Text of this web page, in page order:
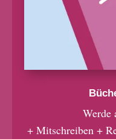
Werde
+ Mitschreiben +